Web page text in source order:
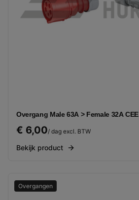
Overgang Male 63A > Female 32A CEE
€ 6,00/ dag excl. BTW
Bekijk product
Overgangen